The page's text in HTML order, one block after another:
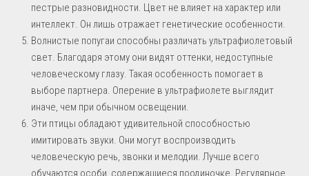
пестрые разновидности. Цвет не влияет на характер или
интеллект. Он лишь отражает генетические особенности.
Волнистые попугаи способны различать ультрафиолетовый
свет. Благодаря этому они видят оттенки, недоступные
человеческому глазу. Такая особенность помогает в
выборе партнера. Оперение в ультрафиолете выглядит
иначе, чем при обычном освещении.
Эти птицы обладают удивительной способностью
имитировать звуки. Они могут воспроизводить
человеческую речь, звонки и мелодии. Лучше всего
обучаются особи, содержащиеся поодиночке. Регулярное